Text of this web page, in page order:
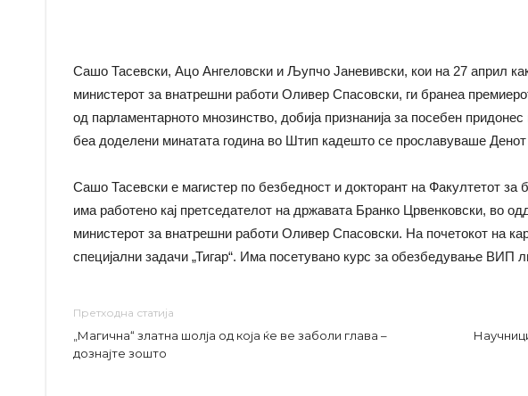
Сашо Тасевски, Ацо Ангеловски и Љупчо Јаневивски, кои на 27 април
министерот за внатрешни работи Оливер Спасовски, ги бранеа
од парламентарното мнозинство, добија признанија за посебен
беа доделени минатата година во Штип кадешто се прославуваше Денот
Сашо Тасевски е магистер по безбедност и докторант на Факултетот
има работено кај претседателот на државата Бранко Црвенковски, во
министерот за внатрешни работи Оливер Спасовски. На почетокот на
специјални задачи „Тигар“. Има посетувано курс за обезбедување ВИП
Претходна статија
„Магична“ златна шолја од која ќе ве заболи глава –
дознајте зошто